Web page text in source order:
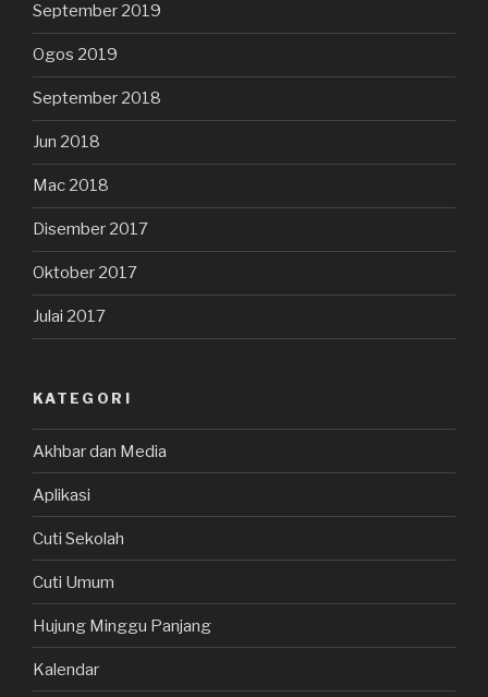
September 2019
Ogos 2019
September 2018
Jun 2018
Mac 2018
Disember 2017
Oktober 2017
Julai 2017
KATEGORI
Akhbar dan Media
Aplikasi
Cuti Sekolah
Cuti Umum
Hujung Minggu Panjang
Kalendar